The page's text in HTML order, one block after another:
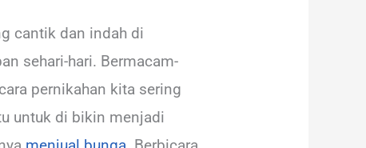
cantik dan indah di
sehari-hari. Bermacam-
pernikahan kita sering
untuk di bikin menjadi